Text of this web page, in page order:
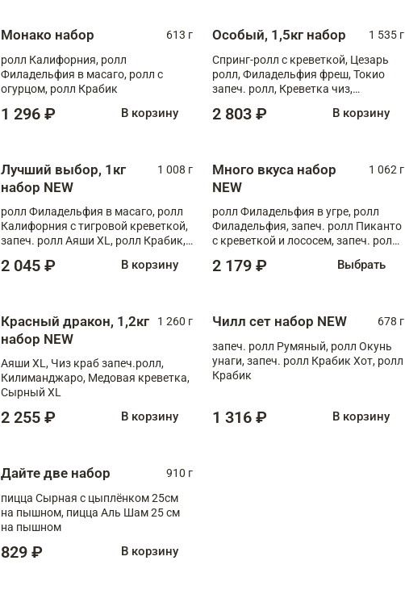
Монако набор
613 г
ролл Калифорния, ролл
Филадельфия в масаго, ролл с
огурцом, ролл Крабик
1 296 ₽ В корзину
Особый, 1,5кг набор
1 535 г
Спринг-ролл с креветкой, Цезарь
ролл, Филадельфия фреш, Токио
запеч. ролл, Креветка чиз,
Флорида
2 803 ₽ В корзину
Лучший выбор, 1кг
набор NEW
1 008 г
ролл Филадельфия в масаго, ролл
Калифорния с тигровой креветкой,
запеч. ролл Аяши XL, ролл Крабик,
2 045 ₽ В корзину
Много вкуса набор
NEW
1 062 г
ролл Филадельфия в угре, ролл
Филадельфия, запеч. ролл Пиканто
с креветкой и лососем, запеч. ролл
2 179 ₽ Выбрать
Красный дракон, 1,2кг
набор NEW
1 260 г
Аяши XL, Чиз краб запеч.ролл,
Килиманджаро, Медовая креветка,
Сырный XL
2 255 ₽ В корзину
Чилл сет набор NEW
678 г
запеч. ролл Румяный, ролл Окунь
унаги, запеч. ролл Крабик Хот, ролл
Крабик
1 316 ₽ В корзину
Дайте две набор
910 г
пицца Сырная с цыплёнком 25см
на пышном, пицца Аль Шам 25 см
на пышном
829 ₽ В корзину